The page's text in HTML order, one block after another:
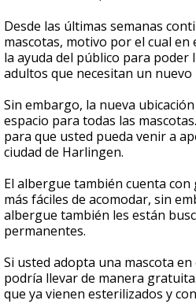
Desde las últimas semanas
mascotas, motivo por el cual en
la ayuda del público para
adultos que necesitan un nuevo
Sin embargo, la nueva
espacio para todas las mascotas.
para que usted pueda venir a
ciudad de Harlingen.
El albergue también cuenta
más fáciles de acomodar, sin
albergue también les están
permanentes.
Si usted adopta una mascota
podría llevar de manera
que ya vienen esterilizados y